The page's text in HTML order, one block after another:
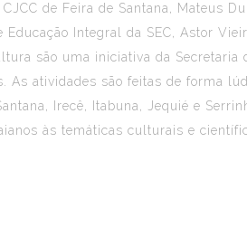
de Feira de Santana, Mateus
Integral da SEC, Astor
são uma iniciativa da
atividades são feitas de forma
Irecê, Itabuna, Jequié e
às temáticas culturais e